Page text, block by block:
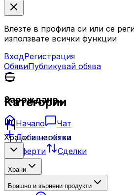
Влезте в профила си или се
използвате всички функции
ВходРегистрация
ОбявиПубликувай обява
Категории
Храни и напитки
Храни
Брашно и зърнени продукти
Зареждане...
Начало
Чат
Добави обява
Оферти
Сделки